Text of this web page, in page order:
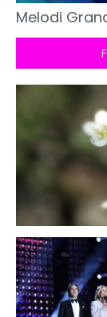
Melodi